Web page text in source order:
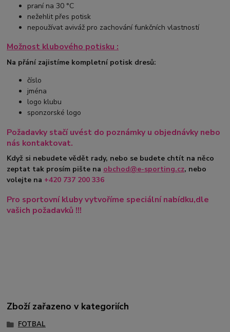
praní na 30 °C
nežehlit přes potisk
nepoužívat aviváž pro zachování funkčních vlastností
Možnost klubového potisku :
Na přání zajistíme kompletní potisk dresů:
číslo
jména
logo klubu
sponzorské logo
Požadavky stačí uvést do poznámky u objednávky nebo
nás kontaktovat.
Když si nebudete vědět rady, nebo se budete chtít na něco
zeptat tak prosím pište na obchod@e-sporting.cz, nebo
volejte na +420 737 200 336
Pro sportovní kluby vytvoříme speciální nabídku,dle
vašich požadavků !!!
Zboží zařazeno v kategoriích
FOTBAL